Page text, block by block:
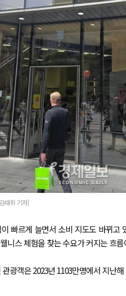
태휘 기자]
빠르게 늘면서 소비 지도도 바뀌고
니스 체험을 찾는 수요가 커지는 흐름
광객은 2023년 1103만명에서 지난